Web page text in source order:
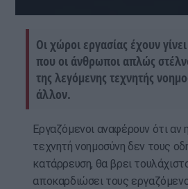
Οι χώροι εργασίας έχουν
που οι άνθρωποι απλώς
της λεγόμενης τεχνητής
άλλον.
Εργαζόμενοι αναφέρουν ότι αν
τεχνητή νοημοσύνη δεν τους
κατάρρευση, θα βρει
αποκαρδιώσει τους